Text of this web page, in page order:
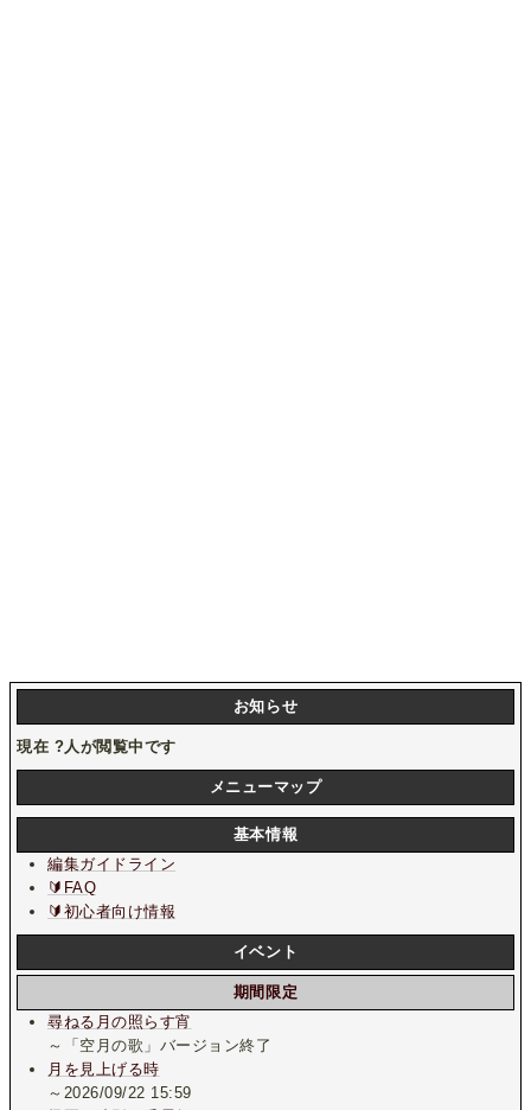
お知らせ
現在 ?人が閲覧中です
メニューマップ
基本情報
編集ガイドライン
🔰FAQ
🔰初心者向け情報
イベント
期間限定
尋ねる月の照らす宵
～「空月の歌」バージョン終了
月を見上げる時
～2026/09/22 15:59